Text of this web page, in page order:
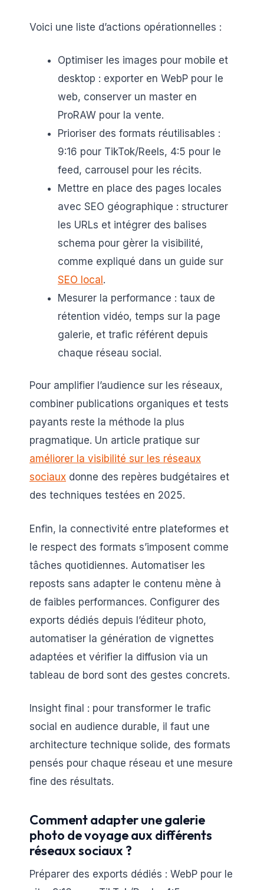
Voici une liste d’actions opérationnelles :
Optimiser les images pour mobile et
desktop : exporter en WebP pour le
web, conserver un master en
ProRAW pour la vente.
Prioriser des formats réutilisables :
9:16 pour TikTok/Reels, 4:5 pour le
feed, carrousel pour les récits.
Mettre en place des pages locales
avec SEO géographique : structurer
les URLs et intégrer des balises
schema pour gèrer la visibilité,
comme expliqué dans un guide sur
SEO local .
Mesurer la performance : taux de
rétention vidéo, temps sur la page
galerie, et trafic référent depuis
chaque réseau social.
Pour amplifier l’audience sur les réseaux,
combiner publications organiques et tests
payants reste la méthode la plus
pragmatique. Un article pratique sur
améliorer la visibilité sur les réseaux
sociaux donne des repères budgétaires et
des techniques testées en 2025.
Enfin, la connectivité entre plateformes et
le respect des formats s’imposent comme
tâches quotidiennes. Automatiser les
reposts sans adapter le contenu mène à
de faibles performances. Configurer des
exports dédiés depuis l’éditeur photo,
automatiser la génération de vignettes
adaptées et vérifier la diffusion via un
tableau de bord sont des gestes concrets.
Insight final : pour transformer le trafic
social en audience durable, il faut une
architecture technique solide, des formats
pensés pour chaque réseau et une mesure
fine des résultats.
Comment adapter une galerie
photo de voyage aux différents
réseaux sociaux ?
Préparer des exports dédiés : WebP pour le